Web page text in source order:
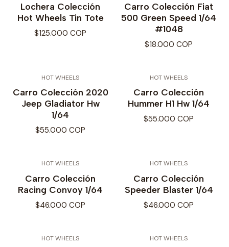
Lochera Colección
Hot Wheels Tin Tote
$125.000 COP
Carro Colección Fiat
500 Green Speed 1/64
#1048
$18.000 COP
HOT WHEELS
Carro Colección 2020
Jeep Gladiator Hw
1/64
$55.000 COP
HOT WHEELS
Carro Colección
Hummer H1 Hw 1/64
$55.000 COP
HOT WHEELS
Carro Colección
Racing Convoy 1/64
$46.000 COP
HOT WHEELS
Carro Colección
Speeder Blaster 1/64
$46.000 COP
HOT WHEELS HOT WHEELS